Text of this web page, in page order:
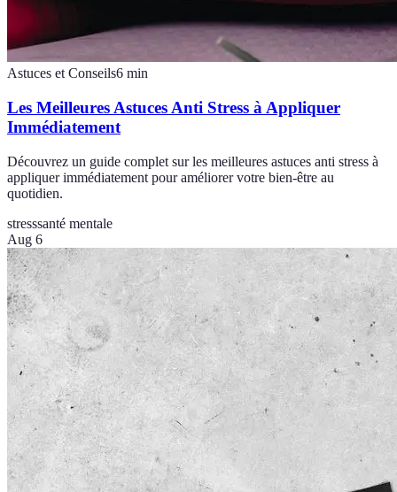
Astuces et Conseils6 min
Les Meilleures Astuces Anti Stress à Appliquer
Immédiatement
Découvrez un guide complet sur les meilleures astuces anti stress à
appliquer immédiatement pour améliorer votre bien-être au
quotidien.
stresssanté mentale
Aug 6